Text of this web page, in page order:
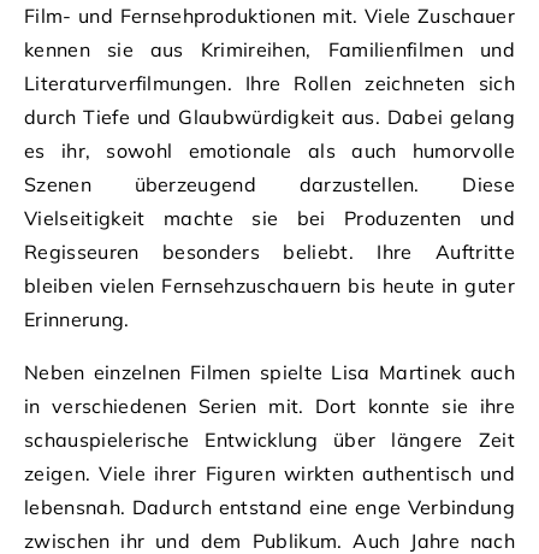
Film- und Fernsehproduktionen mit. Viele Zuschauer
kennen sie aus Krimireihen, Familienfilmen und
Literaturverfilmungen. Ihre Rollen zeichneten sich
durch Tiefe und Glaubwürdigkeit aus. Dabei gelang
es ihr, sowohl emotionale als auch humorvolle
Szenen überzeugend darzustellen. Diese
Vielseitigkeit machte sie bei Produzenten und
Regisseuren besonders beliebt. Ihre Auftritte
bleiben vielen Fernsehzuschauern bis heute in guter
Erinnerung.
Neben einzelnen Filmen spielte Lisa Martinek auch
in verschiedenen Serien mit. Dort konnte sie ihre
schauspielerische Entwicklung über längere Zeit
zeigen. Viele ihrer Figuren wirkten authentisch und
lebensnah. Dadurch entstand eine enge Verbindung
zwischen ihr und dem Publikum. Auch Jahre nach